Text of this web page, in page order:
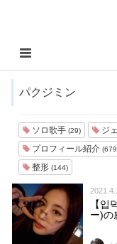
パクジミン
ソロ歌手 (29) ジ
プロフィール紹介
整形 (144)
【입
ー)